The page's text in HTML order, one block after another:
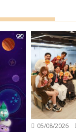
05/08/2026